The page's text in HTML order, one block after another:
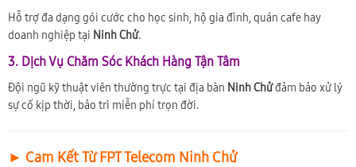
Hỗ trợ đa dạng gói cước cho học sinh, hộ gia đình, quán cafe hay
doanh nghiệp tại Ninh Chử.
3. Dịch Vụ Chăm Sóc Khách Hàng Tận Tâm
Đội ngũ kỹ thuật viên thường trực tại địa bàn Ninh Chửđảm bảo xử lý
sự cố kịp thời, bảo trì miễn phí trọn đời.
► Cam Kết Từ FPT Telecom Ninh Chử